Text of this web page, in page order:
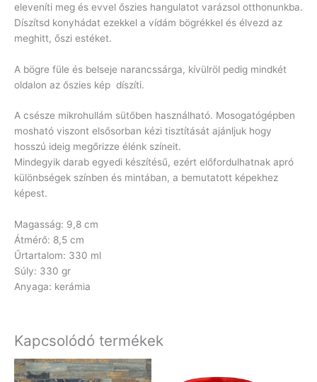
eleveníti meg és evvel őszies hangulatot varázsol otthonunkba.
Díszítsd konyhádat ezekkel a vídám bögrékkel és élvezd az
meghitt, őszi estéket.
A bögre füle és belseje narancssárga, kívülröl pedig mindkét
oldalon az őszies kép díszíti.
A csésze mikrohullám sütőben használható. Mosogatógépben
mosható viszont elsősorban kézi tisztítását ajánljuk hogy
hosszú ideig megőrizze élénk színeit.
Mindegyik darab egyedi készítésű, ezért előfordulhatnak apró
különbségek színben és mintában, a bemutatott képekhez
képest.
Magasság: 9,8 cm
Átmérő: 8,5 cm
Űrtartalom: 330 ml
Súly: 330 gr
Anyaga: kerámia
Kapcsolódó termékek